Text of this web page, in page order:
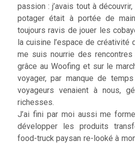
passion : j’avais tout à
potager était à portée de
toujours ravis de jouer les
la cuisine l’espace de créativité
me suis nourrie des
grâce au Woofing et sur le
voyager, par manque de
voyageurs venaient à nous,
richesses.
J’ai fini par moi aussi me
développer les produits
food-truck paysan re-looké à